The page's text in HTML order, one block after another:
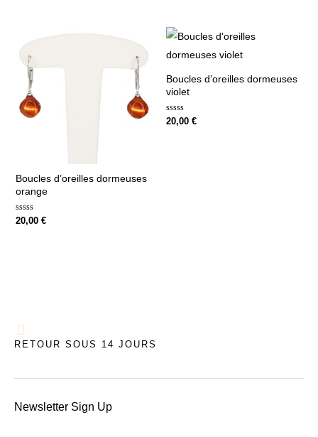
Boucles d’oreilles dormeuses
orange
Note
20,00 €
Boucles d’oreilles dormeuses
violet
Note
20,00 €
RETOUR SOUS 14 JOURS
Newsletter Sign Up